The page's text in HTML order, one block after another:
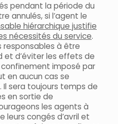
pendant la période du
annulés, si l’agent le
hiérarchique justifie
nécessités du service.
responsables à être
et d’éviter les effets de
imposé par
en aucun cas se
sera toujours temps de
en sortie de
les agents à
leurs congés d’avril et